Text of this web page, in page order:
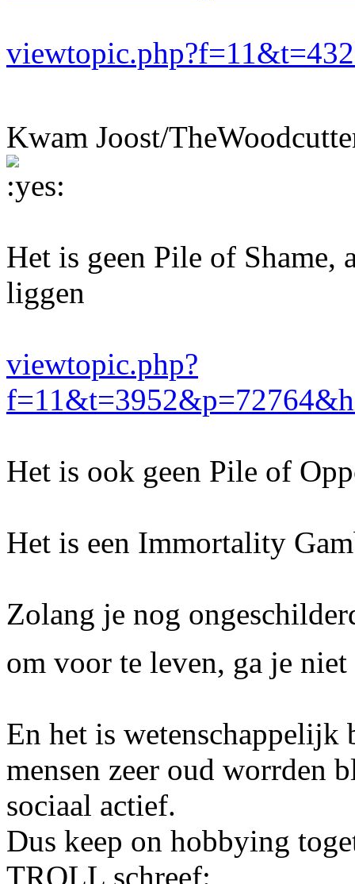
Kwam Joost/
Het is geen Pile of Shame,
liggen
viewtopic.php?
Het is ook geen Pile of
Het is een Immortality
Zolang je nog
om voor te leven, ga je
En het is wetenschappelijk
mensen zeer oud worrden
sociaal actief.
Dus keep on hobbying
TROLL schreef: